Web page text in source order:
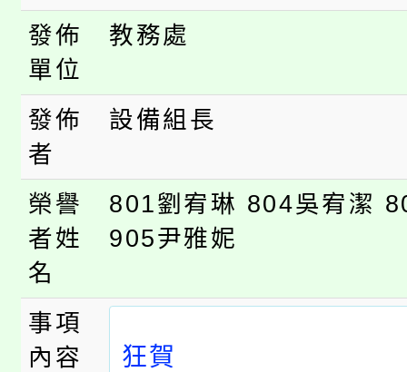
視費優惠，中低收入戶
半價優惠，詳情可洽有
者。
大園自造教育及科技中
份教師增能研習
大溪自造教育及科技中
份教師研習
淨零綠生活教案入校路
程
發佈
單位
教務處
發佈
者
設備組長
榮譽
者姓
名
801劉宥琳 804吳宥潔
905尹雅妮
事項
內容
狂賀